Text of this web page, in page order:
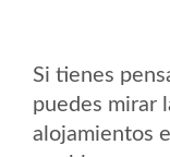
Si tienes
puedes mirar
alojamientos